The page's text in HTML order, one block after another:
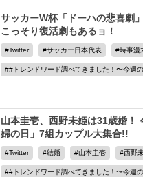
サッカーW杯「ドーハの悲喜劇
こっそり復活劇もあるョ！
Twitter サッカー日本代表 時事漫
#トレンドワード調べてきました！〜今週
山本圭壱、西野未姫は31歳婚！
婦の日」7組カップル大集合!!
Twitter 結婚 山本圭壱 西野
#トレンドワード調べてきました！〜今週